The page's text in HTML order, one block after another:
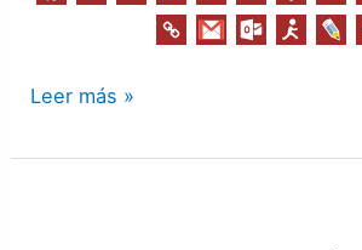
Leer más »